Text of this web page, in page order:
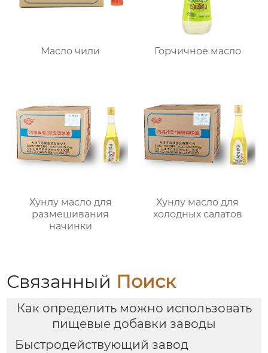
Масло чили Горчичное масло
Хунлу масло для
размешивания
начинки
Хунлу масло для
холодных салатов
Связанный Поиск
Как определить можно использовать
пищевые добавки заводы
Быстродействующий завод